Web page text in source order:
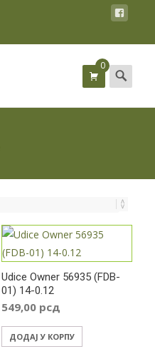
0 Search
for:
Udice Owner 56935 (FDB-
01) 14-0.12
549,00 рсд
ДОДАЈ У КОРПУ